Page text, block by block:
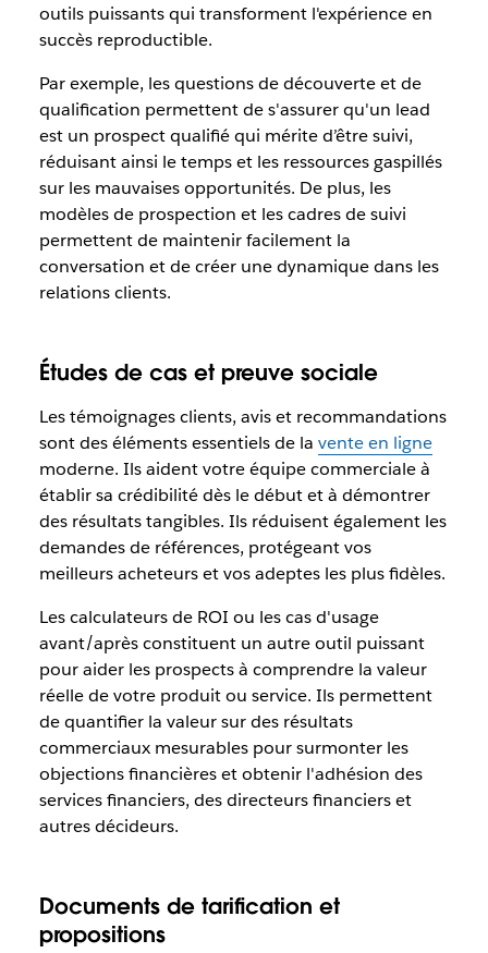
outils puissants qui transforment l'expérience en
succès reproductible.
Par exemple, les questions de découverte et de
qualification permettent de s'assurer qu'un lead
est un prospect qualifié qui mérite d’être suivi,
réduisant ainsi le temps et les ressources gaspillés
sur les mauvaises opportunités. De plus, les
modèles de prospection et les cadres de suivi
permettent de maintenir facilement la
conversation et de créer une dynamique dans les
relations clients.
Études de cas et preuve sociale
Les témoignages clients, avis et recommandations
sont des éléments essentiels de la vente en ligne
moderne. Ils aident votre équipe commerciale à
établir sa crédibilité dès le début et à démontrer
des résultats tangibles. Ils réduisent également les
demandes de références, protégeant vos
meilleurs acheteurs et vos adeptes les plus fidèles.
Les calculateurs de ROI ou les cas d'usage
avant/après constituent un autre outil puissant
pour aider les prospects à comprendre la valeur
réelle de votre produit ou service. Ils permettent
de quantifier la valeur sur des résultats
commerciaux mesurables pour surmonter les
objections financières et obtenir l'adhésion des
services financiers, des directeurs financiers et
autres décideurs.
Documents de tarification et
propositions